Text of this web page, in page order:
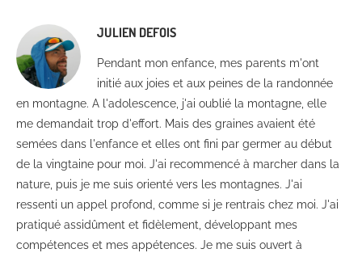
JULIEN DEFOIS
Pendant mon enfance, mes parents m'ont
initié aux joies et aux peines de la randonnée
en montagne. A l'adolescence, j'ai oublié la montagne, elle
me demandait trop d'effort. Mais des graines avaient été
semées dans l'enfance et elles ont fini par germer au début
de la vingtaine pour moi. J'ai recommencé à marcher dans la
nature, puis je me suis orienté vers les montagnes. J'ai
ressenti un appel profond, comme si je rentrais chez moi. J'ai
pratiqué assidûment et fidèlement, développant mes
compétences et mes appétences. Je me suis ouvert à